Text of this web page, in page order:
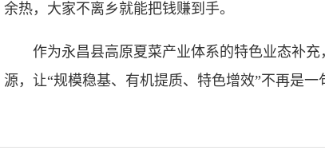
余热，大家不离乡就能把钱赚到手。
作为永昌县高原夏菜产业体系的特色业态补充
源，让“规模稳基、有机提质、特色增效”不再是